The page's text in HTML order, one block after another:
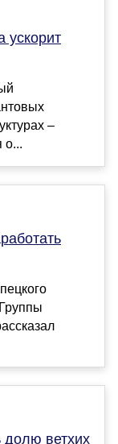
ускорит
–
о...
долю ветхих